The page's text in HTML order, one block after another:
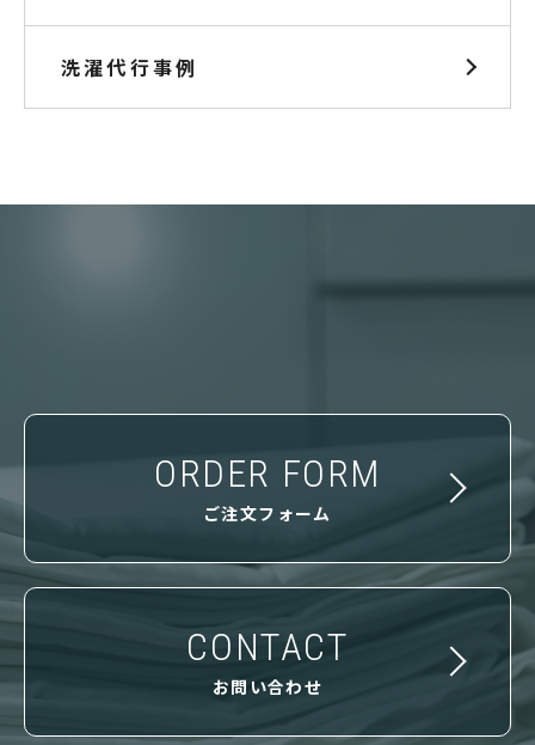
洗濯代行事例
ORDER FORM
ご注文フォーム
CONTACT
お問い合わせ